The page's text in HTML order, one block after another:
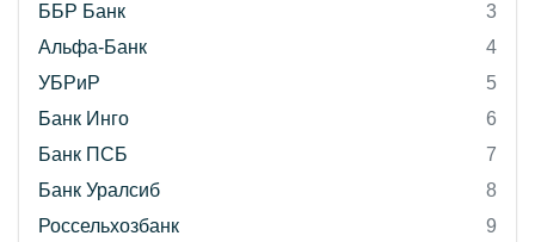
ББР Банк
3
Альфа-Банк
4
УБРиР
5
Банк Инго
6
Банк ПСБ
7
Банк Уралсиб
8
Россельхозбанк
9